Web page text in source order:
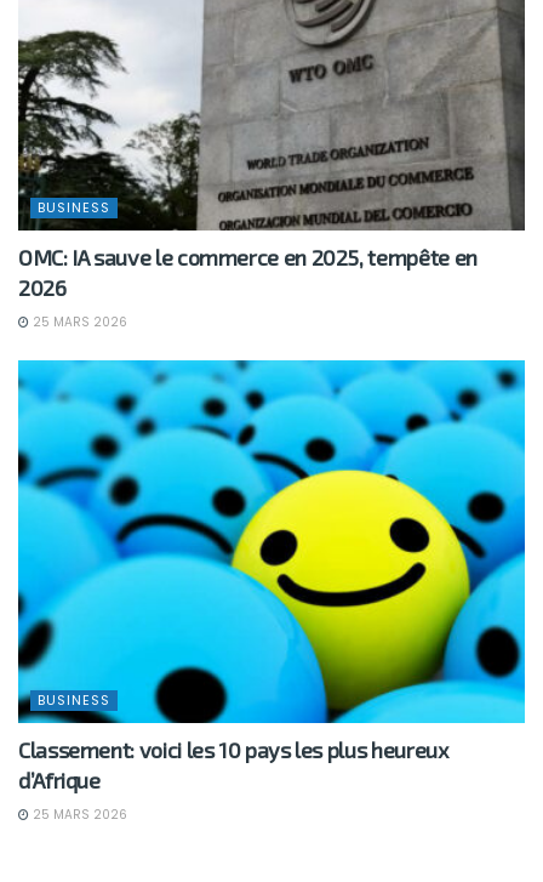
BUSINESS
OMC: IA sauve le commerce en 2025, tempête en
2026
25 MARS 2026
BUSINESS
Classement: voici les 10 pays les plus heureux
d’Afrique
25 MARS 2026